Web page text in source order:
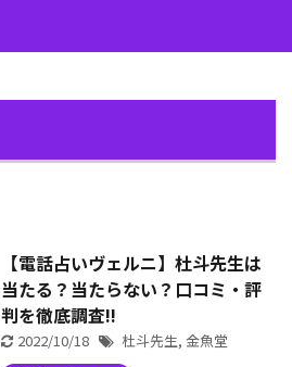
【電話占いヴェルニ】杜斗先生は
当たる？当たらない？口コミ・評
判を徹底調査!!
2022/10/18 杜斗先生, 金魚堂